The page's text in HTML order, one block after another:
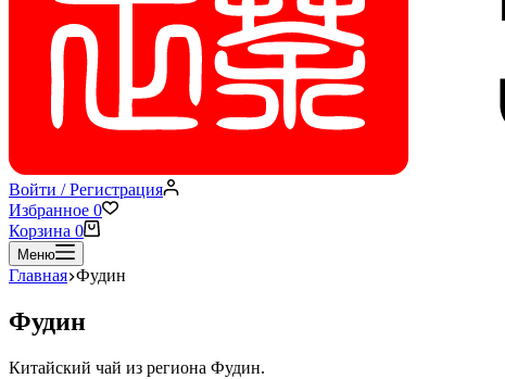
Войти / Регистрация
Избранное 0
Корзина 0
Меню
Главная Фудин
Фудин
Китайский чай из региона Фудин.